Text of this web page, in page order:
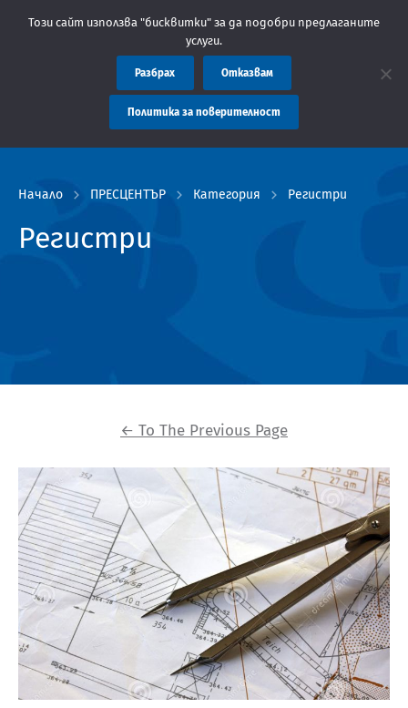
Съобщение: Областна администрация Пловдив
Начало ПРЕСЦЕНТЪР Категория Регистри
Регистри
← To The Previous Page
Този сайт използва "бисквитки" за да подобри предлаганите
услуги.
Разбрах Отказвам
Политика за поверителност